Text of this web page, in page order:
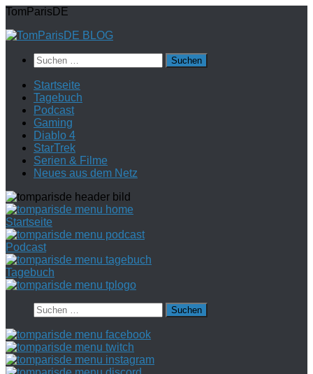
Zum
springen
TomParisDE
Suchen
nach:
Startseite
Tagebuch
Podcast
Gaming
Diablo 4
StarTrek
Serien & Filme
Neues aus dem Netz
Startseite
Podcast
Tagebuch
Suchen
nach: